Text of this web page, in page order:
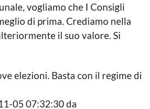
vogliamo che I Consigli
di prima. Crediamo nella
il suo valore. Si
elezioni. Basta con il regime di
05 07:32:30 da